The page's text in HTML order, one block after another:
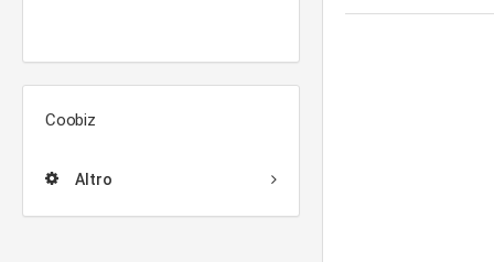
Coobiz
Altro